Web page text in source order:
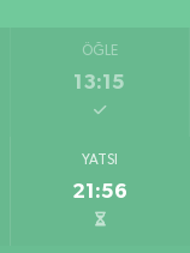
ÖĞLE
13:15
YATSI
21:56